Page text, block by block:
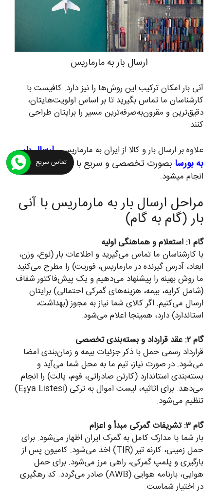
ارسال بار به مارماریس
آنی بار امکان ترکیب این روش‌ها را نیز دارد. کافیست با
کارشناسان ما تماس بگیرید تا بر اساس اولویت‌هایتان،
دقیق‌ترین و مقرون‌به‌صرفه‌ترین مسیر را برایتان طراحی
کنند.
علاوه بر ارسال بار و کالا از ایران به مارماریس ،ارسال بار
به بورسا بصورت تخصصی و سریع با بهترین کیفیت
انجام میشود.
مراحل ارسال بار به مارماریس با آنی
بار (گام به گام)
گام ۱: استعلام و هماهنگی اولیه
با کارشناسان ما تماس می‌گیرید و اطلاعات بار (نوع، وزن،
ابعاد، آدرس گیرنده در مارماریس، فوریت) را مطرح می‌کنید.
ما روش بهینه را پیشنهاد می‌دهیم و یک پیش‌فاکتور شفاف
(شامل کرایه، بیمه، هزینه‌های گمرکی احتمالی) برایتان
ارسال می‌کنیم. اگر کالای شما نیاز به مجوز (بهداشت،
استاندارد) دارد، همینجا اعلام می‌شود.
گام ۲: عقد قرارداد و بسته‌بندی تخصصی
قرارداد رسمی حمل با ذکر جزئیات بیمه و زمان‌بندی امضا
می‌شود. در صورت نیاز، تیم ما به محل شما می‌آید و
بسته‌بندی استاندارد (کارتن صادراتی، فوم، پالت) را انجام
می‌دهد. برای اثاثیه، لیست اموال به ترکی (Eşya Listesi)
تنظیم می‌شود.
گام ۳: تشریفات گمرکی مبدأ و اعزام
بار شما با مدارک کامل به گمرک ایران اظهار می‌شود. برای
حمل زمینی، کارنه تیر (TIR) اخذ می‌شود. کامیون پس از
بارگیری و پلمپ گمرکی، راهی مرز می‌شود. برای حمل
هوایی، بارنامه هوایی (AWB) صادر می‌گردد. کد رهگیری
در اختیار شماست.
تماس سریع